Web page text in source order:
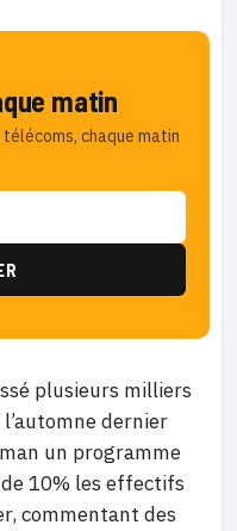
matin
chaque matin
plusieurs milliers
dernier
un programme
10% les effectifs
commentant des